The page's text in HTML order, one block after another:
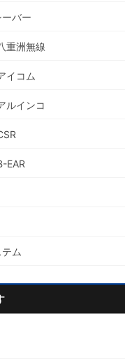
バー
重洲無線
イコム
ルインコ
EAR
ム